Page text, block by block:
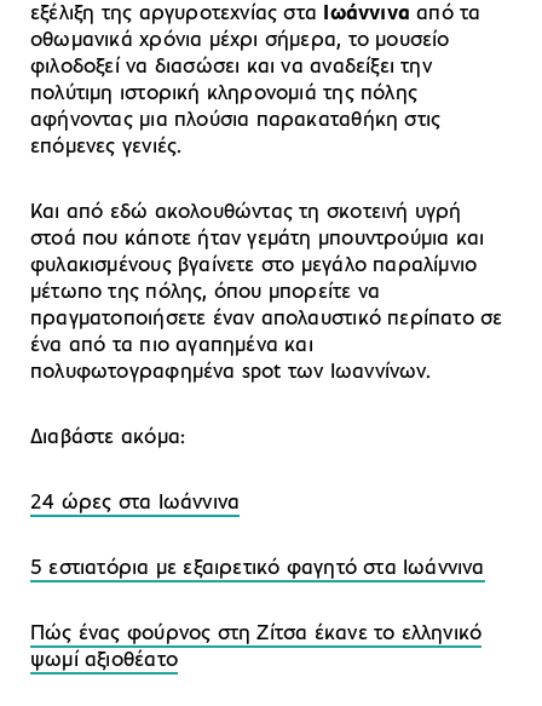
εξέλιξη της αργυροτεχνίας στα
Ιωάννινααπό τα
οθωμανικά χρόνια μέχρι σήμερα, το μουσείο
φιλοδοξεί να διασώσει και να αναδείξει την
πολύτιμη ιστορική κληρονομιά της πόλης
αφήνοντας μια πλούσια παρακαταθήκη στις
επόμενες γενιές.
Και από εδώ ακολουθώντας τη σκοτεινή υγρή
στοά που κάποτε ήταν γεμάτη μπουντρούμια και
φυλακισμένους βγαίνετε στο μεγάλο παραλίμνιο
μέτωπο της πόλης, όπου μπορείτε να
πραγματοποιήσετε έναν απολαυστικό περίπατο σε
ένα από τα πιο αγαπημένα και
πολυφωτογραφημένα spot των Ιωαννίνων.
Διαβάστε ακόμα:
24 ώρες στα Ιωάννινα
5 εστιατόρια με εξαιρετικό φαγητό στα Ιωάννινα
Πώς ένας φούρνος στη Ζίτσα έκανε το ελληνικό
ψωμί αξιοθέατο